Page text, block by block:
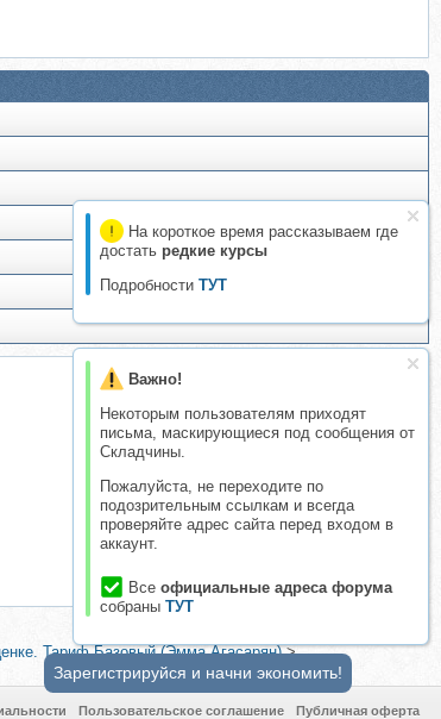
На короткое время рассказываем где
достать редкие курсы
Подробности ТУТ
Важно!
Некоторым пользователям приходят
письма, маскирующиеся под сообщения от
Складчины.
Пожалуйста, не переходите по
подозрительным ссылкам и всегда
проверяйте адрес сайта перед входом в
аккаунт.
Все официальные адреса форума
собраны ТУТ
Тариф Базовый (Эмма Агасарян)>
Пользовательское соглашение Публичная оферта
Зарегистрируйся и начни экономить!